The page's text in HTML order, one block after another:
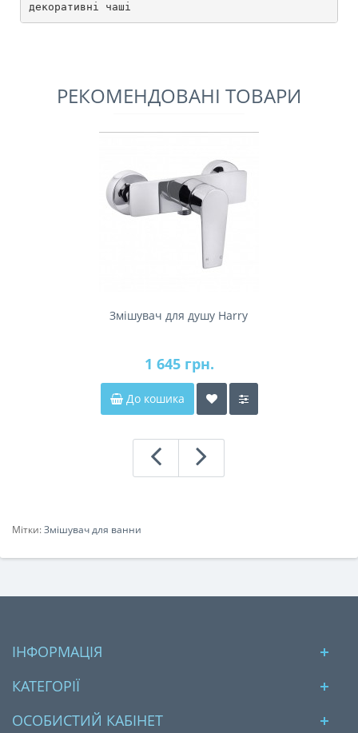
декоративні чаші
РЕКОМЕНДОВАНІ ТОВАРИ
Змішувач для душу Harry
1 645 грн.
До кошика
Мітки:Змішувач для ванни
ІНФОРМАЦІЯ
КАТЕГОРІЇ
ОСОБИСТИЙ КАБІНЕТ